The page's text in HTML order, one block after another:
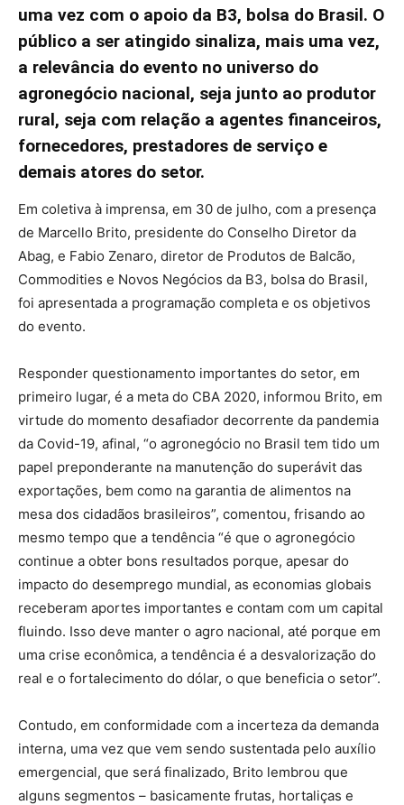
uma vez com o apoio da B3, bolsa do Brasil. O
público a ser atingido sinaliza, mais uma vez,
a relevância do evento no universo do
agronegócio nacional, seja junto ao produtor
rural, seja com relação a agentes financeiros,
fornecedores, prestadores de serviço e
demais atores do setor.
Em coletiva à imprensa, em 30 de julho, com a presença
de Marcello Brito, presidente do Conselho Diretor da
Abag, e Fabio Zenaro, diretor de Produtos de Balcão,
Commodities e Novos Negócios da B3, bolsa do Brasil,
foi apresentada a programação completa e os objetivos
do evento.
Responder questionamento importantes do setor, em
primeiro lugar, é a meta do CBA 2020, informou Brito, em
virtude do momento desafiador decorrente da pandemia
da Covid-19, afinal, “o agronegócio no Brasil tem tido um
papel preponderante na manutenção do superávit das
exportações, bem como na garantia de alimentos na
mesa dos cidadãos brasileiros”, comentou, frisando ao
mesmo tempo que a tendência “é que o agronegócio
continue a obter bons resultados porque, apesar do
impacto do desemprego mundial, as economias globais
receberam aportes importantes e contam com um capital
fluindo. Isso deve manter o agro nacional, até porque em
uma crise econômica, a tendência é a desvalorização do
real e o fortalecimento do dólar, o que beneficia o setor”.
Contudo, em conformidade com a incerteza da demanda
interna, uma vez que vem sendo sustentada pelo auxílio
emergencial, que será finalizado, Brito lembrou que
alguns segmentos – basicamente frutas, hortaliças e